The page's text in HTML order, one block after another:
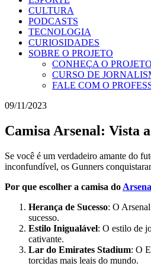
CULTURA
PODCASTS
TECNOLOGIA
CURIOSIDADES
SOBRE O PROJETO
CONHEÇA O PROJETO
CURSO DE
FALE COM O
09/11/2023
Camisa Arsenal: Vista
Se você é um verdadeiro amante do
inconfundível, os Gunners
Por que escolher a camisa do
Herança de Sucesso: O
sucesso.
Estilo Inigualável: O estilo de
cativante.
Lar do Emirates Stadium: O
torcidas mais leais do mundo.